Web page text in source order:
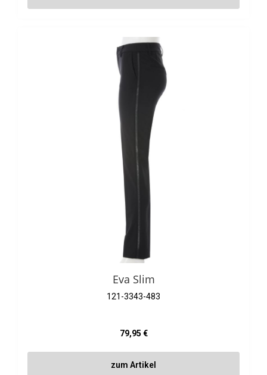
Eva Slim
121-3343-483
Regulärer Preis:
79,95 €
zum Artikel